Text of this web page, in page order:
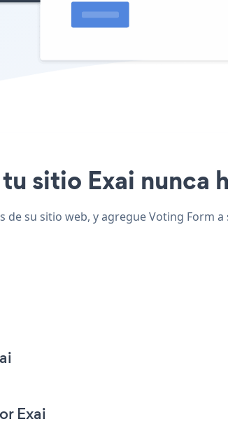
sitio Exai nunca
su sitio web, y agregue Voting Form
Exai